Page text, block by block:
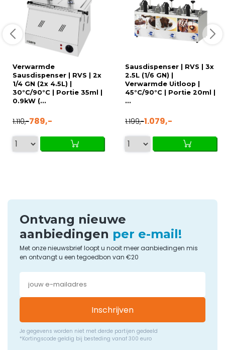
Verwarmde
Sausdispenser | RVS | 2x
1/4 GN (2x 4.5L) |
30°C/90°C | Portie 35ml |
0.9kW (...
1.110,-789,-
Sausdispenser | RVS | 3x
2.5L (1/6 GN) |
Verwarmde Uitloop |
45°C/90°C | Portie 20ml |
...
1.199,-1.079,-
Ontvang nieuwe
aanbiedingen per e-mail!
Met onze nieuwsbrief loopt u nooit meer aanbiedingen mis
en ontvangt u een tegoedbon van €20
Inschrijven
Je gegevens worden niet met derde partijen gedeeld
*Kortingscode geldig bij besteding vanaf 300 euro